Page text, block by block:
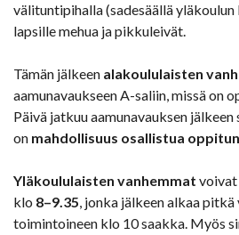
välituntipihalla (sadesäällä yläkoulun
lapsille mehua ja pikkuleivät.
Tämän jälkeen alakoululaisten
aamunavaukseen A-saliin, missä on
Päivä jatkuu aamunavauksen
on mahdollisuus osallistua
Yläkoululaisten vanhemmat voivat
klo 8–9.35, jonka jälkeen alkaa
toimintoineen klo 10 saakka. Myös